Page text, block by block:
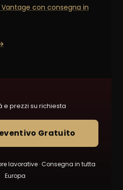
con consegna in
e prezzi su richiesta
Gratuito
lavorative · Consegna in tutta
Europa